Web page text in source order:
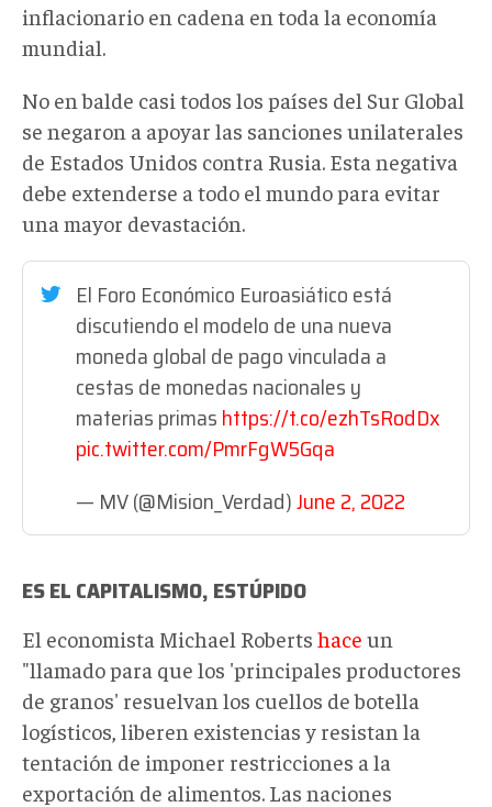
inflacionario en cadena en toda la economía
mundial.
No en balde casi todos los países del Sur Global
se negaron a apoyar las sanciones unilaterales
de Estados Unidos contra Rusia. Esta negativa
debe extenderse a todo el mundo para evitar
una mayor devastación.
El Foro Económico Euroasiático está
discutiendo el modelo de una nueva
moneda global de pago vinculada a
cestas de monedas nacionales y
materias primashttps://t.co/ezhTsRodDx
pic.twitter.com/PmrFgW5Gqa
— MV (@Mision_Verdad)June 2, 2022
ES EL CAPITALISMO, ESTÚPIDO
El economista Michael Roberts hace un
"llamado para que los 'principales productores
de granos' resuelvan los cuellos de botella
logísticos, liberen existencias y resistan la
tentación de imponer restricciones a la
exportación de alimentos. Las naciones